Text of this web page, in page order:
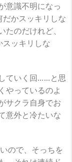
意識不明になっ
かスッキリしな
のだけれど、
ッキリしな
ていく回……と思
やっているのよ
サクラ自身でお
意外と冷たいな
ので、そっちを